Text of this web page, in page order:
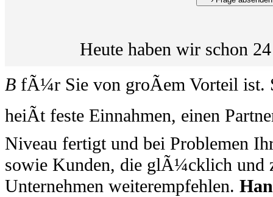
Heute haben wir schon
B fÃ¼r Sie von groÃem Vorteil ist.
heiÃt feste Einnahmen, einen
Niveau fertigt und bei Problemen
sowie Kunden, die glÃ¼cklich und
Unternehmen weiterempfehlen.